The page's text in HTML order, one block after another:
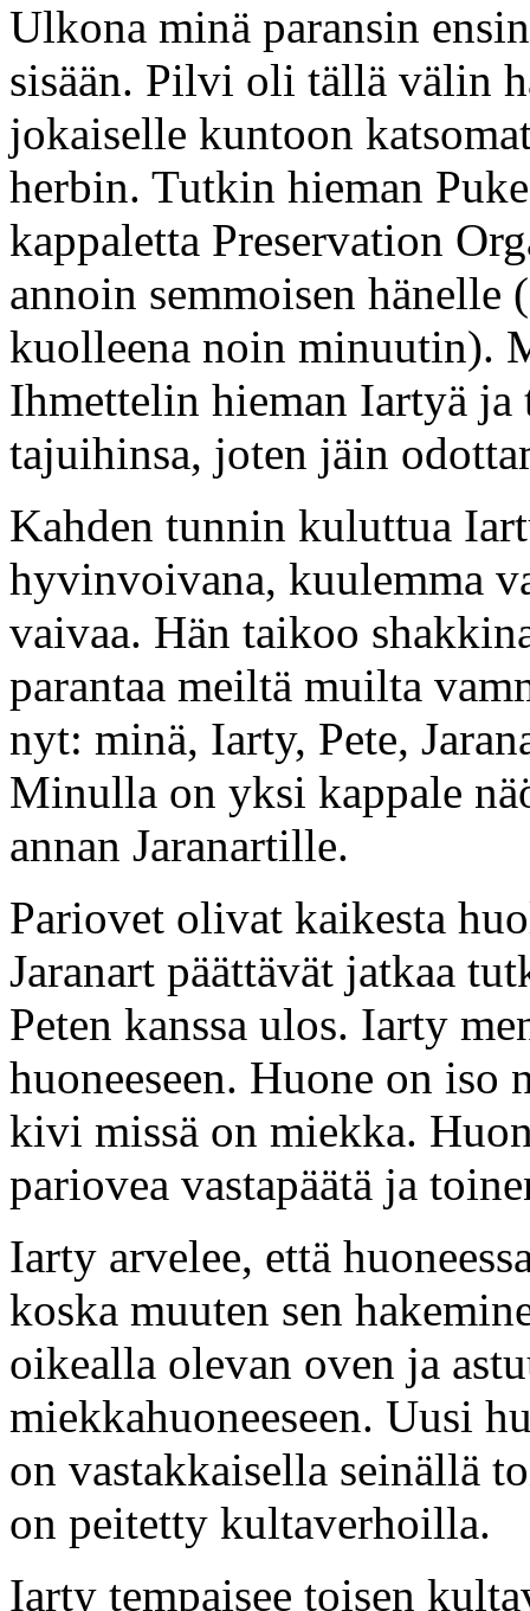
Ulkona minä paransin
sisään. Pilvi oli tällä välin
jokaiselle kuntoon
herbin. Tutkin hieman
kappaletta Preservation
annoin semmoisen
kuolleena noin minuutin).
Ihmettelin hieman Iartyä ja
tajuihinsa, joten jäin
Kahden tunnin kuluttua
hyvinvoivana, kuulemma
vaivaa. Hän taikoo
parantaa meiltä muilta
nyt: minä, Iarty, Pete,
Minulla on yksi kappale
annan Jaranartille.
Pariovet olivat kaikesta
Jaranart päättävät jatkaa
Peten kanssa ulos. Iarty
huoneeseen. Huone on
kivi missä on miekka.
pariovea vastapäätä ja
Iarty arvelee, että
koska muuten sen
oikealla olevan oven ja
miekkahuoneeseen. Uusi
on vastakkaisella seinällä
on peitetty kultaverhoilla.
Iarty tempaisee toisen